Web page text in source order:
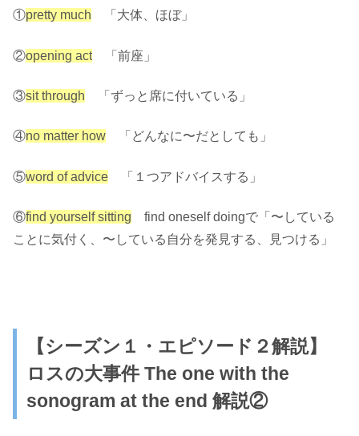
①pretty much 「大体、ほぼ」
②opening act 「前座」
③sit through 「ずっと席に付いている」
④no matter how 「どんなに〜だとしても」
⑤word of advice 「１つアドバイスする」
⑥find yourself sitting find oneself doingで「〜している
ことに気付く、〜している自分を発見する、見つける」
【シーズン１・エピソード２解説】
ロスの大事件 The one with the
sonogram at the end 解説②